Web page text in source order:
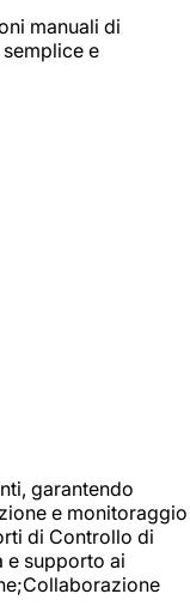
manuali di
e
garantendo
e monitoraggio
di Controllo di
e supporto ai